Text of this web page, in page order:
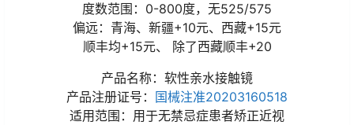
度数范围：0-800度，无525/575
偏远：青海、新疆+10元、西藏+15元
顺丰均+15元、 除了西藏顺丰+20
产品名称：软性亲水接触镜
产品注册证号： 国械注准20203160518
适用范围：用于无禁忌症患者矫正近视